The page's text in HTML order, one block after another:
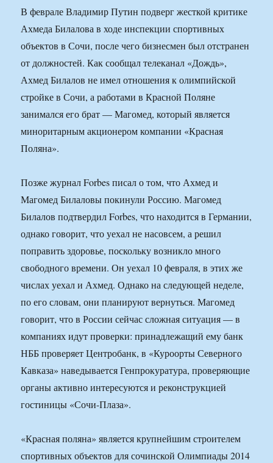
В феврале Владимир Путин подверг жесткой критике
Ахмеда Билалова в ходе инспекции спортивных
объектов в Сочи, после чего бизнесмен был отстранен
от должностей. Как сообщал телеканал «Дождь»,
Ахмед Билалов не имел отношения к олимпийской
стройке в Сочи, а работами в Красной Поляне
занимался его брат — Магомед, который является
миноритарным акционером компании «Красная
Поляна».
Позже журнал Forbes писал о том, что Ахмед и
Магомед Билаловы покинули Россию. Магомед
Билалов подтвердил Forbes, что находится в Германии,
однако говорит, что уехал не насовсем, а решил
поправить здоровье, поскольку возникло много
свободного времени. Он уехал 10 февраля, в этих же
числах уехал и Ахмед. Однако на следующей неделе,
по его словам, они планируют вернуться. Магомед
говорит, что в России сейчас сложная ситуация — в
компаниях идут проверки: принадлежащий ему банк
НББ проверяет Центробанк, в «Куроорты Северного
Кавказа» наведывается Генпрокуратура, проверяющие
органы активно интересуются и реконструкцией
гостиницы «Сочи-Плаза».
«Красная поляна» является крупнейшим строителем
спортивных объектов для сочинской Олимпиады 2014